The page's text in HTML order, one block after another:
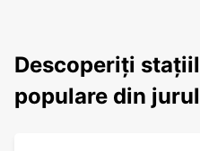
Descoperiți
populare din